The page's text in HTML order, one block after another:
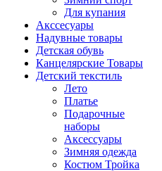
Для купания
Акссесуары
Надувные товары
Детская обувь
Канцелярские Товары
Детский текстиль
Лето
Платье
Подарочные
наборы
Аксессуары
Зимняя одежда
Костюм Тройка